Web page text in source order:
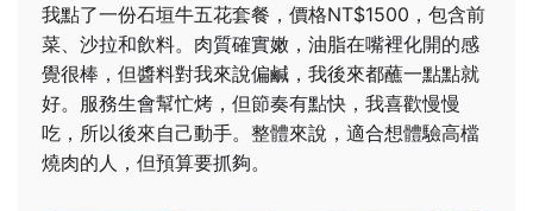
我點了一份石垣牛五花套餐，價格NT$1500，包含前
菜、沙拉和飲料。肉質確實嫩，油脂在嘴裡化開的感
覺很棒，但醬料對我來說偏鹹，我後來都蘸一點點就
好。服務生會幫忙烤，但節奏有點快，我喜歡慢慢
吃，所以後來自己動手。整體來說，適合想體驗高檔
燒肉的人，但預算要抓夠。